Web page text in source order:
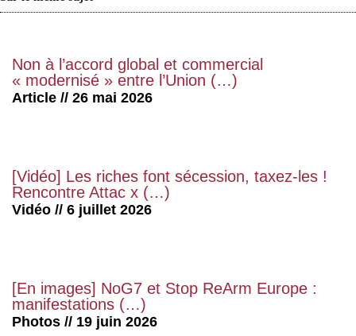
Non à l’accord global et commercial
« modernisé » entre l’Union (…)
Article // 26 mai 2026
[Vidéo] Les riches font sécession, taxez-les !
Rencontre Attac x (…)
Vidéo // 6 juillet 2026
[En images] NoG7 et Stop ReArm Europe :
manifestations (…)
Photos // 19 juin 2026